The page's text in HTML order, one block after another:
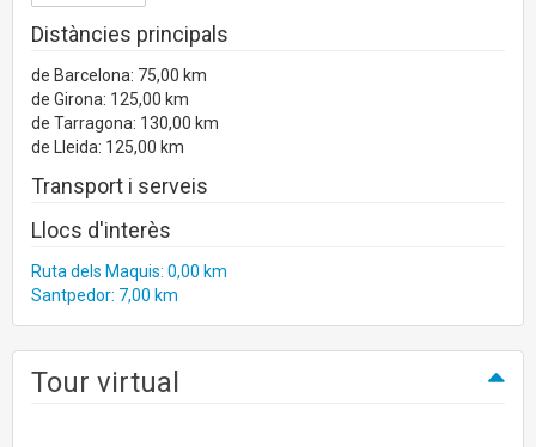
Distàncies principals
de Barcelona: 75,00 km
de Girona: 125,00 km
de Tarragona: 130,00 km
de Lleida: 125,00 km
Transport i serveis
Llocs d'interès
Ruta dels Maquis: 0,00 km
Santpedor: 7,00 km
Tour virtual